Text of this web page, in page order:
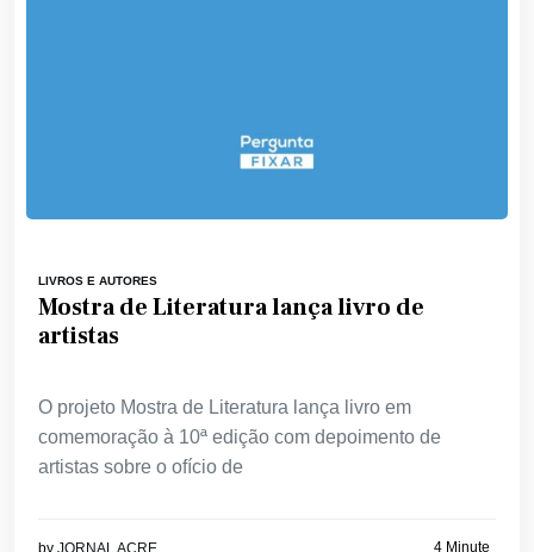
LIVROS E AUTORES
Mostra de Literatura lança livro de
artistas
O projeto Mostra de Literatura lança livro em
comemoração à 10ª edição com depoimento de
artistas sobre o ofício de
by JORNAL ACRE 4 Minute